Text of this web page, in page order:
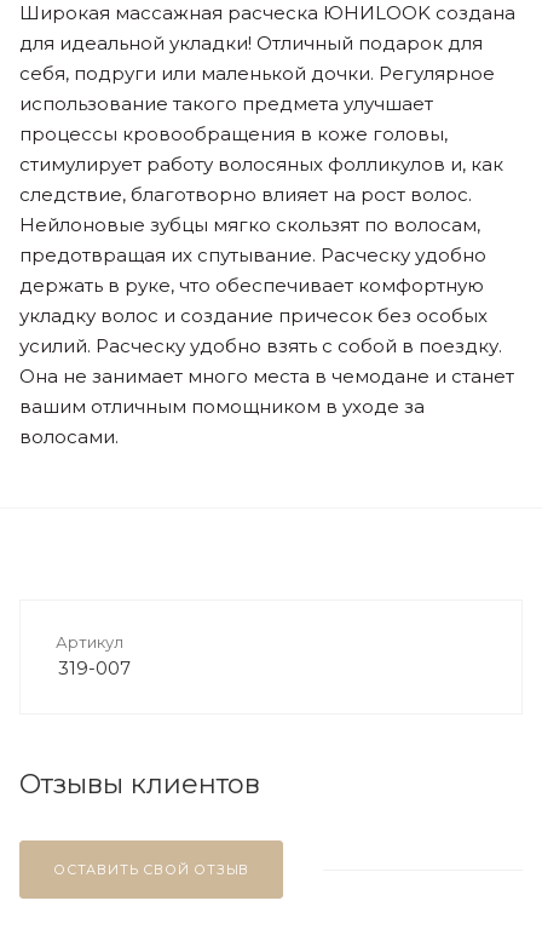
Широкая массажная расческа ЮНИLOOK создана
для идеальной укладки! Отличный подарок для
себя, подруги или маленькой дочки. Регулярное
использование такого предмета улучшает
процессы кровообращения в коже головы,
стимулирует работу волосяных фолликулов и, как
следствие, благотворно влияет на рост волос.
Нейлоновые зубцы мягко скользят по волосам,
предотвращая их спутывание. Расческу удобно
держать в руке, что обеспечивает комфортную
укладку волос и создание причесок без особых
усилий. Расческу удобно взять с собой в поездку.
Она не занимает много места в чемодане и станет
вашим отличным помощником в уходе за
волосами.
Артикул
319-007
Отзывы клиентов
ОСТАВИТЬ СВОЙ ОТЗЫВ